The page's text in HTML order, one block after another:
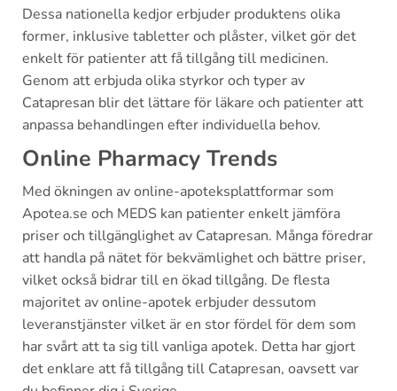
Dessa nationella kedjor erbjuder produktens olika
former, inklusive tabletter och plåster, vilket gör det
enkelt för patienter att få tillgång till medicinen.
Genom att erbjuda olika styrkor och typer av
Catapresan blir det lättare för läkare och patienter att
anpassa behandlingen efter individuella behov.
Online Pharmacy Trends
Med ökningen av online-apoteksplattformar som
Apotea.se och MEDS kan patienter enkelt jämföra
priser och tillgänglighet av Catapresan. Många föredrar
att handla på nätet för bekvämlighet och bättre priser,
vilket också bidrar till en ökad tillgång. De flesta
majoritet av online-apotek erbjuder dessutom
leveranstjänster vilket är en stor fördel för dem som
har svårt att ta sig till vanliga apotek. Detta har gjort
det enklare att få tillgång till Catapresan, oavsett var